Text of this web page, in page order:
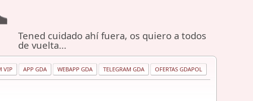
Tened cuidado ahí fuera, os quiero a todos
de vuelta...
VIP APP GDA WEBAPP GDA TELEGRAM GDA OFERTAS GDAPOL